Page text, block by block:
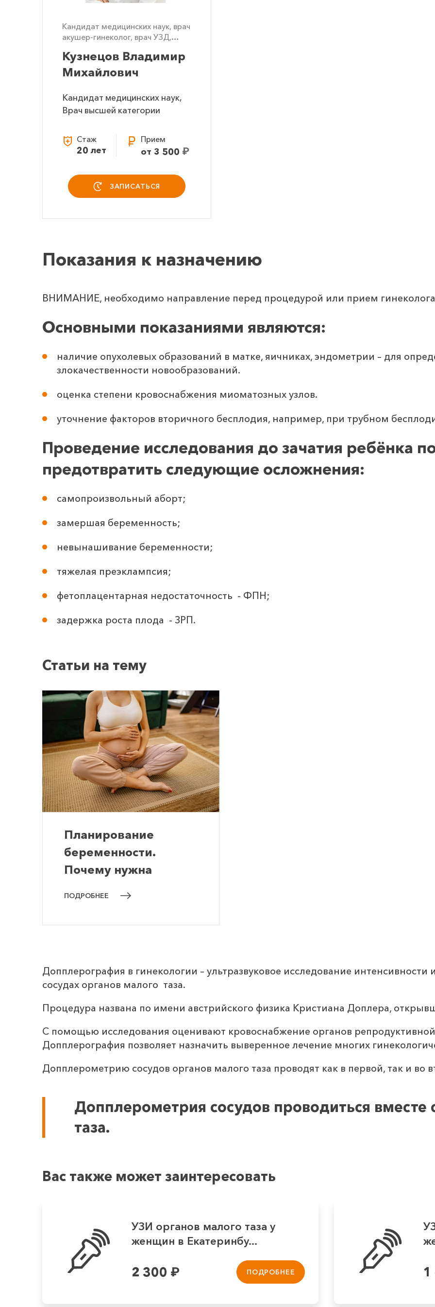
Кандидат медицинских наук, врач
акушер-гинеколог, врач УЗД,
медицине, преподаватель
Кузнецов Владимир
Михайлович
Кандидат медицинских наук,
Врач высшей категории
Стаж
20 лет
Прием
от 3 500 ₽
ЗАПИСАТЬСЯ
Показания к назначению
ВНИМАНИЕ, необходимо направление перед процедурой или прием гинеколога
Основными показаниями являются:
наличие опухолевых образований в матке, яичниках, эндометрии – для
злокачественности новообразований.
оценка степени кровоснабжения миоматозных узлов.
уточнение факторов вторичного бесплодия, например, при трубном
Проведение исследования до зачатия ребёнка
предотвратить следующие осложнения:
самопроизвольный аборт;
замершая беременность;
невынашивание беременности;
тяжелая преэклампсия;
фетоплацентарная недостаточность - ФПН;
задержка роста плода - ЗРП.
Статьи на тему
Планирование
беременности.
Почему нужна
ПОДРОБНЕЕ
Допплерография в гинекологии – ультразвуковое исследование интенсивности
сосудах органов малого таза.
Процедура названа по имени австрийского физика Кристиана Доплера,
С помощью исследования оценивают кровоснабжение органов
Допплерография позволяет назначить выверенное лечение многих
Допплерометрию сосудов органов малого таза проводят как в первой, так и во
Допплерометрия сосудов проводиться вместе
таза.
Вас также может заинтересовать
УЗИ органов малого таза у
женщин в Екатеринбу...
2 300 ₽ ПОДРОБНЕЕ 1